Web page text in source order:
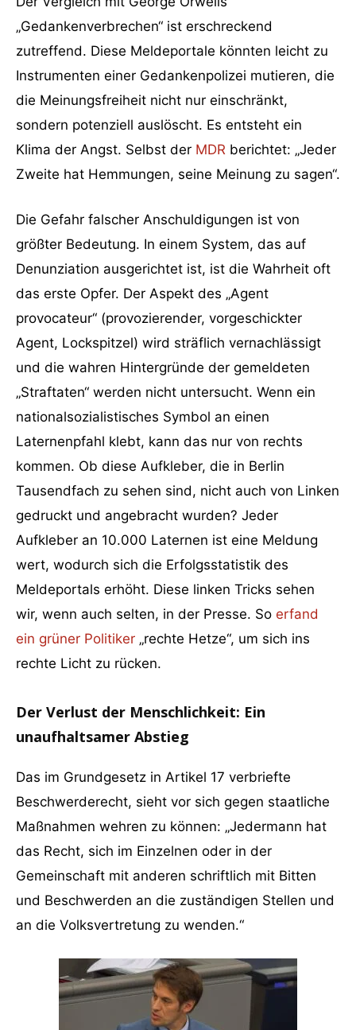
„Gedankenverbrechen“ ist erschreckend
zutreffend. Diese Meldeportale könnten leicht zu
Instrumenten einer Gedankenpolizei mutieren, die
die Meinungsfreiheit nicht nur einschränkt,
sondern potenziell auslöscht. Es entsteht ein
Klima der Angst. Selbst der MDR berichtet: „Jeder
Zweite hat Hemmungen, seine Meinung zu sagen“.
Die Gefahr falscher Anschuldigungen ist von
größter Bedeutung. In einem System, das auf
Denunziation ausgerichtet ist, ist die Wahrheit oft
das erste Opfer. Der Aspekt des „Agent
provocateur“ (provozierender, vorgeschickter
Agent, Lockspitzel) wird sträflich vernachlässigt
und die wahren Hintergründe der gemeldeten
„Straftaten“ werden nicht untersucht. Wenn ein
nationalsozialistisches Symbol an einen
Laternenpfahl klebt, kann das nur von rechts
kommen. Ob diese Aufkleber, die in Berlin
Tausendfach zu sehen sind, nicht auch von Linken
gedruckt und angebracht wurden? Jeder
Aufkleber an 10.000 Laternen ist eine Meldung
wert, wodurch sich die Erfolgsstatistik des
Meldeportals erhöht. Diese linken Tricks sehen
wir, wenn auch selten, in der Presse. So erfand
ein grüner Politiker „rechte Hetze“, um sich ins
rechte Licht zu rücken.
Der Verlust der Menschlichkeit: Ein
unaufhaltsamer Abstieg
Das im Grundgesetz in Artikel 17 verbriefte
Beschwerderecht, sieht vor sich gegen staatliche
Maßnahmen wehren zu können: „Jedermann hat
das Recht, sich im Einzelnen oder in der
Gemeinschaft mit anderen schriftlich mit Bitten
und Beschwerden an die zuständigen Stellen und
an die Volksvertretung zu wenden.“